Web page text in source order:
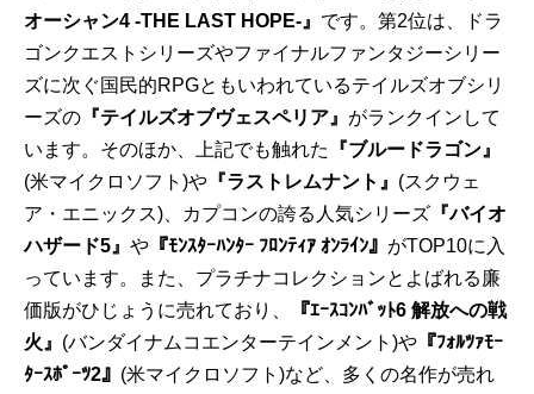
オーシャン4 -THE LAST HOPE-』 です。第2位は、ドラ
ゴンクエストシリーズやファイナルファンタジーシリー
ズに次ぐ国民的RPGともいわれているテイルズオブシリ
ーズの 『テイルズオブヴェスペリア』 がランクインして
います。そのほか、上記でも触れた
『ブルードラゴン』
(米マイクロソフト)や 『ラストレムナント』 (スクウェ
ア・エニックス)、カプコンの誇る人気シリーズ 『バイオ
ハザード5』 や 『ﾓﾝｽﾀｰﾊﾝﾀｰ ﾌﾛﾝﾃｨｱ ｵﾝﾗｲﾝ』 がTOP10に入
っています。また、プラチナコレクションとよばれる廉
価版がひじょうに売れており、
『ｴｰｽｺﾝﾊﾞｯﾄ6 解放への戦
火』 (バンダイナムコエンターテインメント)や 『ﾌｫﾙﾂｧﾓｰ
ﾀｰｽﾎﾟｰﾂ2』 (米マイクロソフト)など、多くの名作が売れ